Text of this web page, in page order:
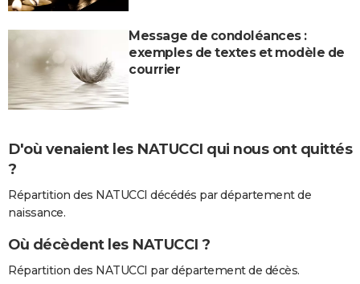
Message de condoléances :
exemples de textes et modèle de
courrier
D'où venaient les NATUCCI qui nous ont quittés
?
Répartition des NATUCCI décédés par département de
naissance.
Où décèdent les NATUCCI ?
Répartition des NATUCCI par département de décès.